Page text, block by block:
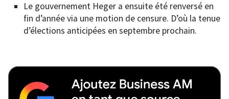
Le gouvernement Heger a ensuite été renversé en
fin d’année via une motion de censure. D’où la tenue
d’élections anticipées en septembre prochain.